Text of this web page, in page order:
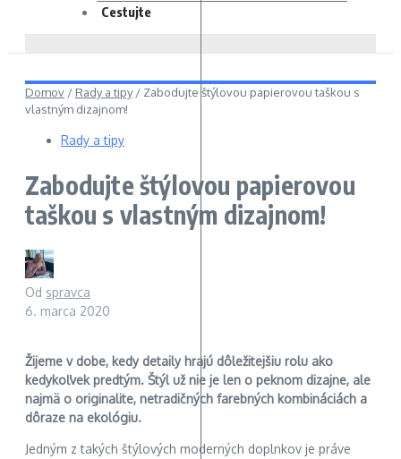
Cestujte
Domov / Rady a tipy/ Zabodujte štýlovou papierovou taškou s
vlastným dizajnom!
Rady a tipy
Zabodujte štýlovou papierovou
taškou s vlastným dizajnom!
Od spravca
6. marca 2020
Žijeme v dobe, kedy detaily hrajú dôležitejšiu rolu ako
kedykoľvek predtým. Štýl už nie je len o peknom dizajne, ale
najmä o originalite, netradičných farebných kombináciách a
dôraze na ekológiu.
Jedným z takých štýlových moderných doplnkov je práve